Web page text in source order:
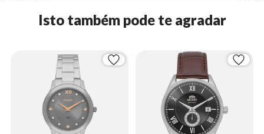
Isto também pode te agradar